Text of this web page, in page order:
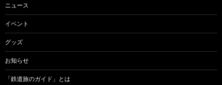
ニュース
イベント
グッズ
お知らせ
「鉄道旅のガイド」とは